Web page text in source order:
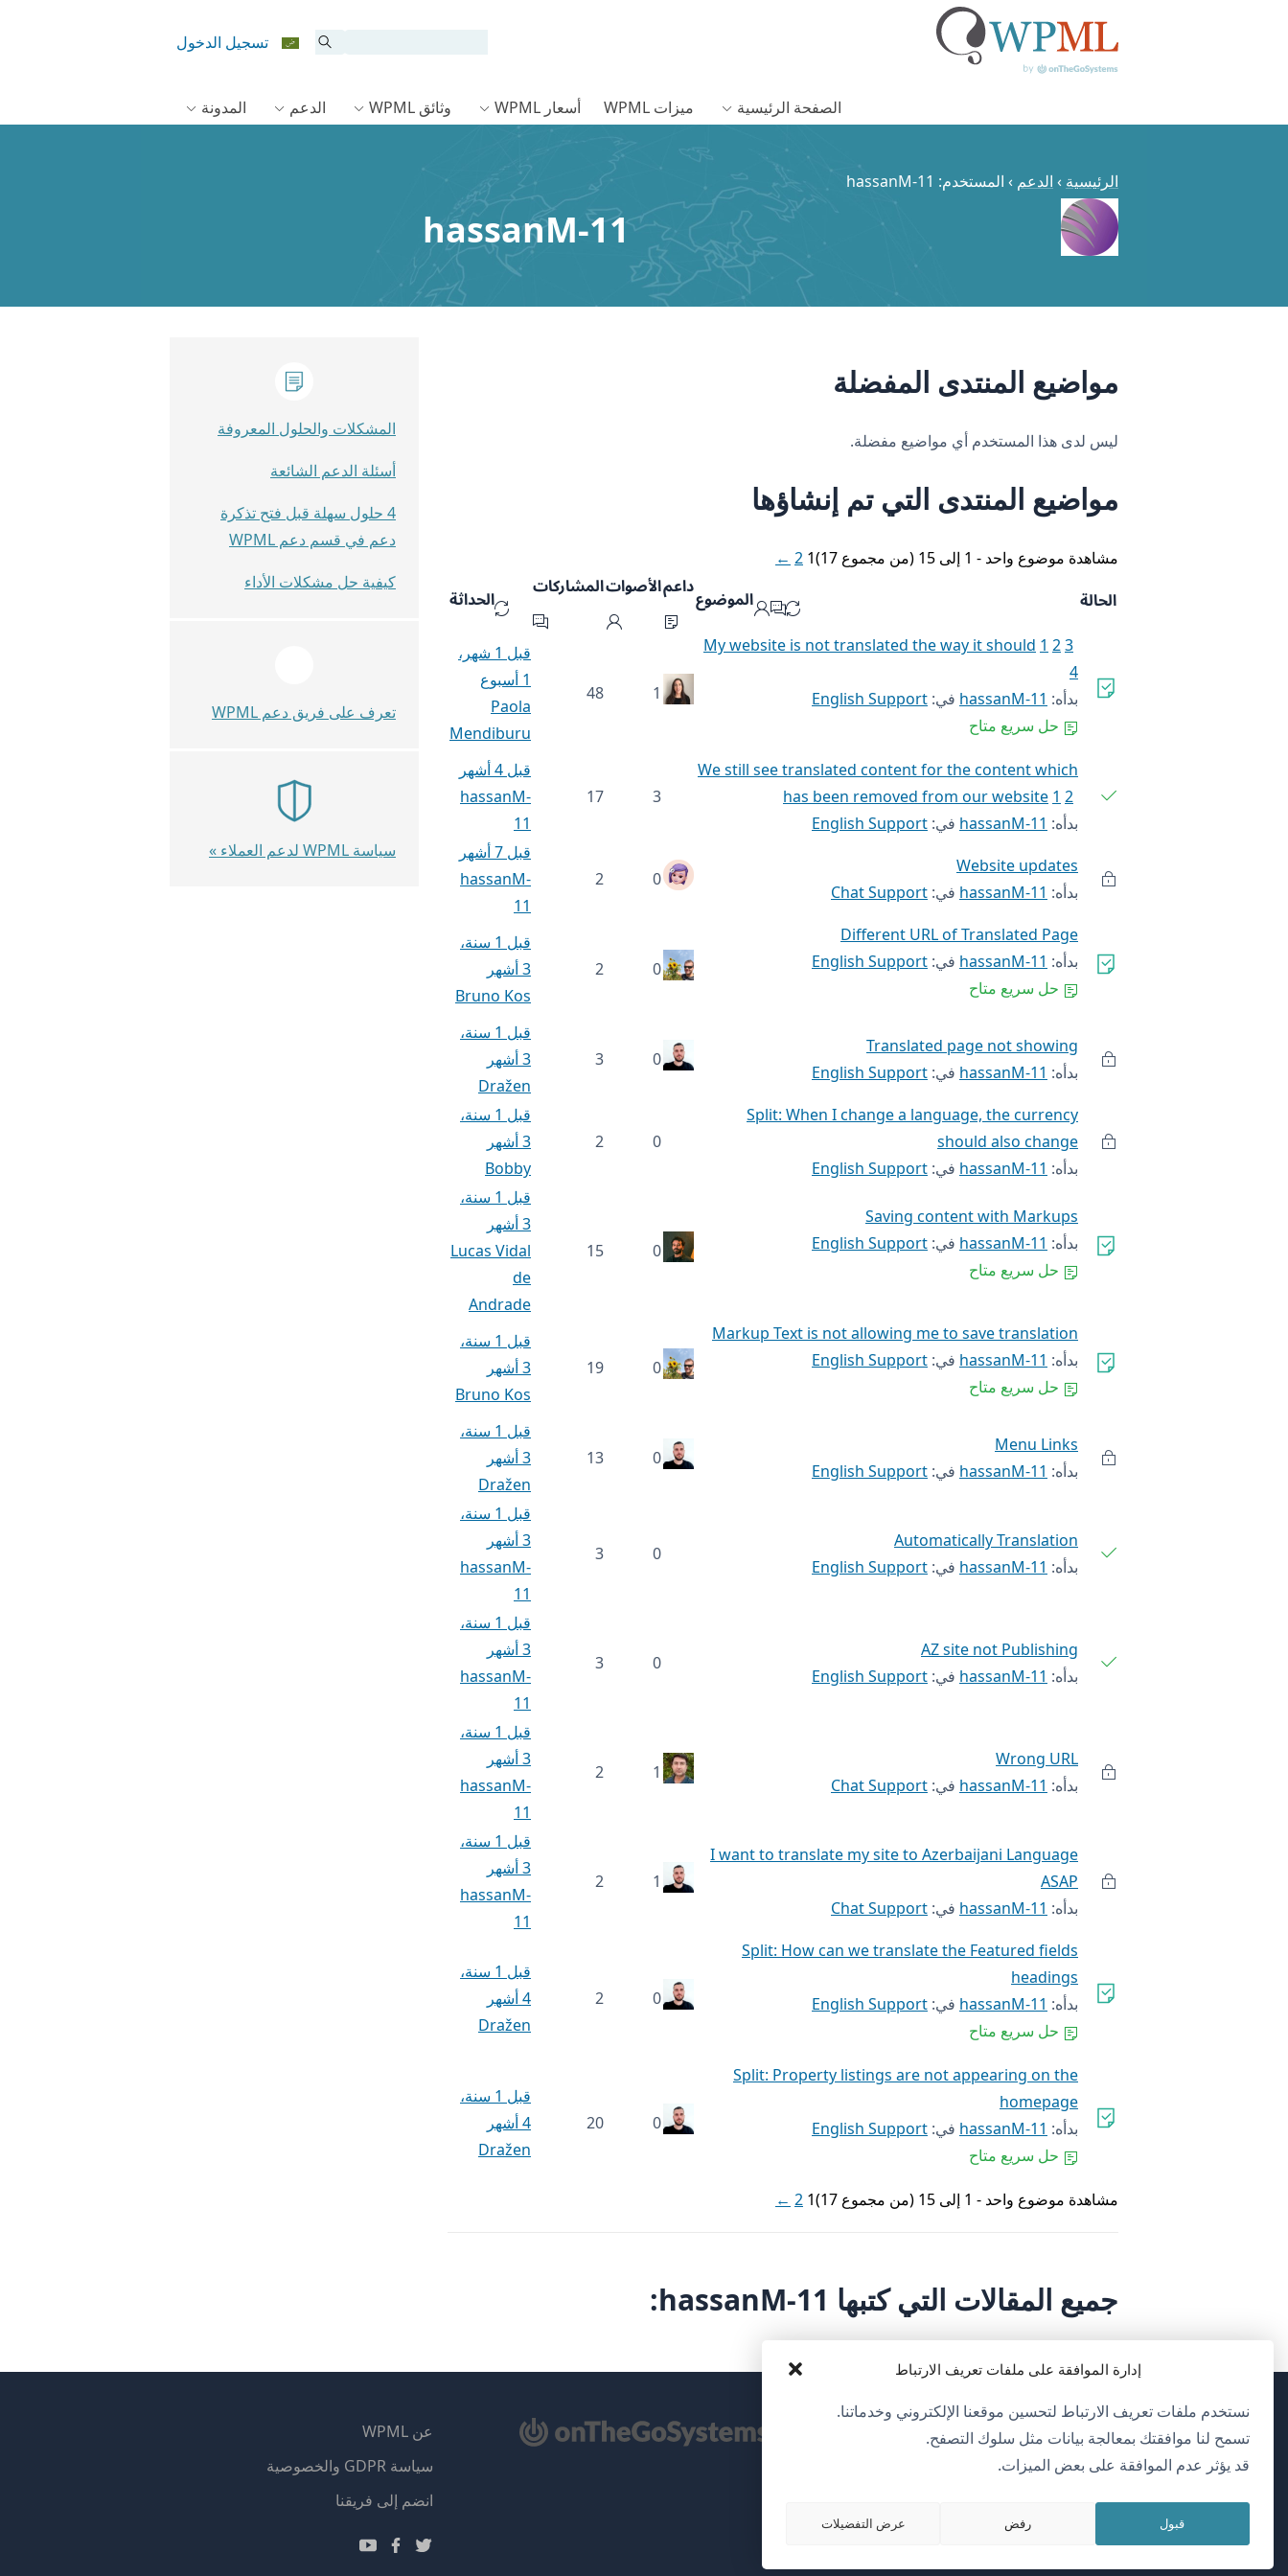
إدارة الموافقة على ملفات تعريف الارتباط
نستخدم ملفات تعريف الارتباط لتحسين موقعنا الإلكتروني وخدماتنا.
تسمح لنا موافقتك بمعالجة بيانات مثل سلوك التصفح.
قد يؤثر عدم الموافقة على بعض الميزات.
قبول رفض عرض التفضيلات
تسجيل الدخول
الصفحة الرئيسية ميزات WPML أسعار WPML وثائق WPML الدعم المدونة
الرئيسية › الدعم › المستخدم: hassanM-11
hassanM-11
مواضيع المنتدى المفضلة
ليس لدى هذا المستخدم أي مواضيع مفضلة.
مواضيع المنتدى التي تم إنشاؤها
مشاهدة موضوع واحد - 1 إلى 15 (من مجموع 17) 1
2
←
الحالة الموضوعداعمالأصواتالمشاركات الحداثة
My website is not translated the way it should 1 23
4
بدأه: hassanM-11 في: English Support
حل سريع متاح
1
48
قبل 1 شهر،
1 أسبوع
Paola
Mendiburu
We still see translated content for the content which
has been removed from our website 1 2
بدأه: hassanM-11 في: English Support
3
17
قبل 4 أشهر
hassanM-
11
Website updates
بدأه: hassanM-11 في: Chat Support
0
2
قبل 7 أشهر
hassanM-
11
Different URL of Translated Page
بدأه: hassanM-11 في: English Support
حل سريع متاح
0
2
قبل 1 سنة،
3 أشهر
Bruno Kos
Translated page not showing
بدأه: hassanM-11 في: English Support
0
3
قبل 1 سنة،
3 أشهر
Dražen
Split: When I change a language, the currency
should also change
بدأه: hassanM-11 في: English Support
0
2
قبل 1 سنة،
3 أشهر
Bobby
Saving content with Markups
بدأه: hassanM-11 في: English Support
حل سريع متاح
0
15
قبل 1 سنة،
3 أشهر
Lucas Vidal
de
Andrade
Markup Text is not allowing me to save translation
بدأه: hassanM-11 في: English Support
حل سريع متاح
0
19
قبل 1 سنة،
3 أشهر
Bruno Kos
Menu Links
بدأه: hassanM-11 في: English Support
0
13
قبل 1 سنة،
3 أشهر
Dražen
Automatically Translation
بدأه: hassanM-11 في: English Support
0
3
قبل 1 سنة،
3 أشهر
hassanM-
11
AZ site not Publishing
بدأه: hassanM-11 في: English Support
0
3
قبل 1 سنة،
3 أشهر
hassanM-
11
Wrong URL
بدأه: hassanM-11 في: Chat Support
1
2
قبل 1 سنة،
3 أشهر
hassanM-
11
I want to translate my site to Azerbaijani Language
ASAP
بدأه: hassanM-11 في: Chat Support
1
2
قبل 1 سنة،
3 أشهر
hassanM-
11
Split: How can we translate the Featured fields
headings
بدأه: hassanM-11 في: English Support
حل سريع متاح
0
2
قبل 1 سنة،
4 أشهر
Dražen
Split: Property listings are not appearing on the
homepage
بدأه: hassanM-11 في: English Support
حل سريع متاح
0
20
قبل 1 سنة،
4 أشهر
Dražen
مشاهدة موضوع واحد - 1 إلى 15 (من مجموع 17) 1
2
←
جميع المقالات التي كتبها hassanM-11:
المشكلات والحلول المعروفة
أسئلة الدعم الشائعة
4 حلول سهلة قبل فتح تذكرة
دعم في قسم دعم WPML
كيفية حل مشكلات الأداء
تعرف على فريق دعم WPML
سياسة WPML لدعم العملاء »
© 2026
OnTheGoSystems Limited
عن WPML
سياسة GDPR والخصوصية
انضم إلى فريقنا
(يفتح
(يفتح(يفتح